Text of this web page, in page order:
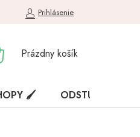
Prihlásenie
NÁKUPNÝ
Prázdny košík
🖌️ ODSTÚPENIE